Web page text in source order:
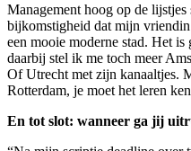
Management hoog op de lijstjes
bijkomstigheid dat mijn
een mooie moderne stad. Het is
daarbij stel ik me toch meer
Of Utrecht met zijn kanaaltjes.
Rotterdam, je moet het leren
En tot slot: wanneer ga jij